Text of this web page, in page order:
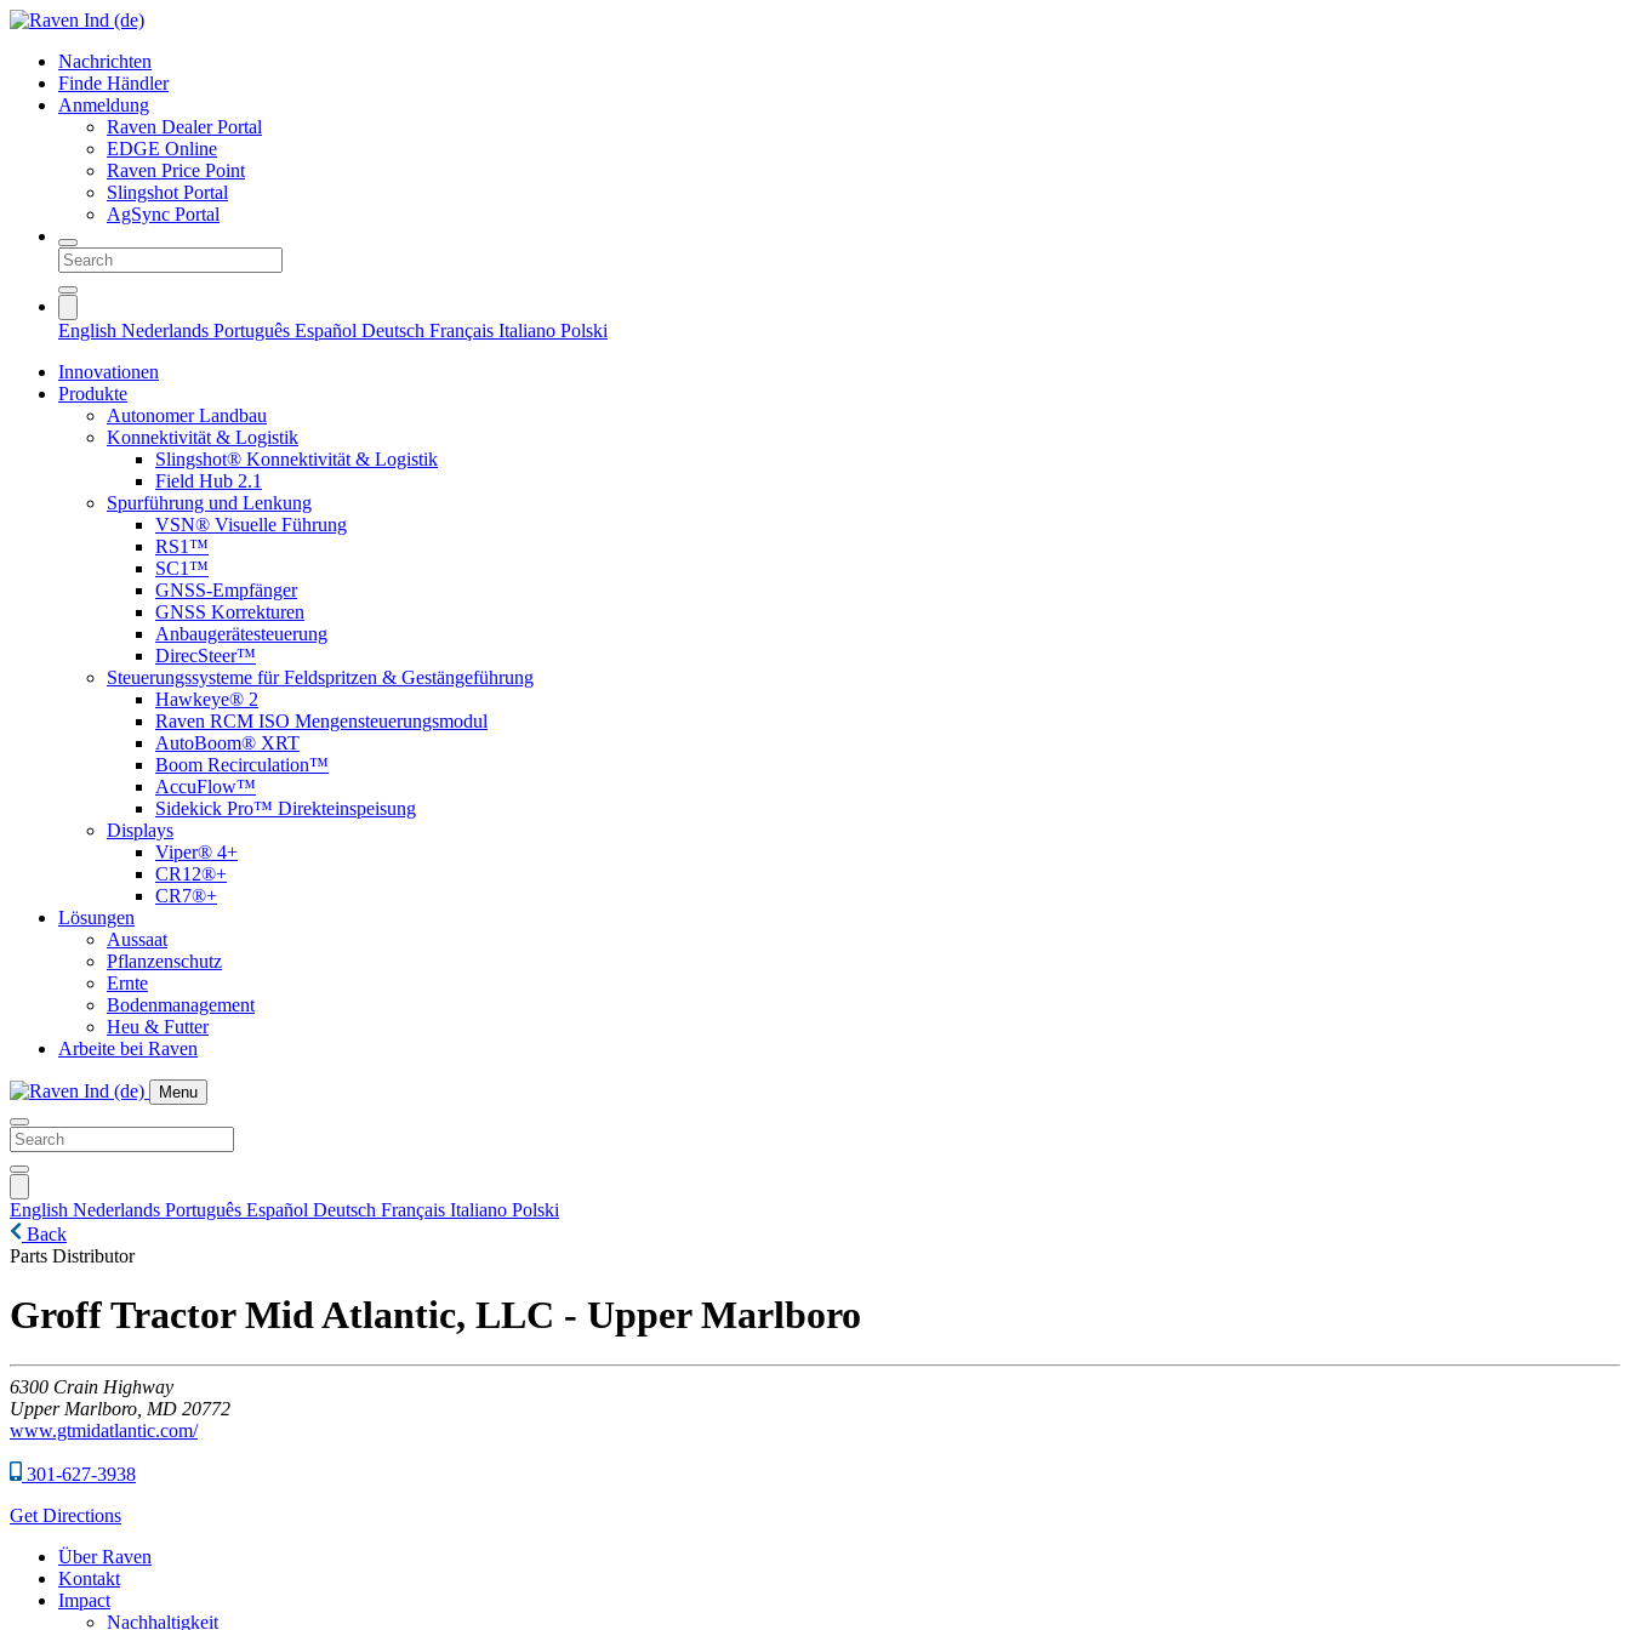
Nachrichten
Finde Händler
Anmeldung
Raven Dealer Portal
EDGE Online
Raven Price Point
Slingshot Portal
AgSync Portal
English Nederlands Português Español Deutsch Français Italiano Polski
Innovationen
Produkte
Autonomer Landbau
Konnektivität & Logistik
Slingshot® Konnektivität & Logistik
Field Hub 2.1
Spurführung und Lenkung
VSN® Visuelle Führung
RS1™
SC1™
GNSS-Empfänger
GNSS Korrekturen
Anbaugerätesteuerung
DirecSteer™
Steuerungssysteme für Feldspritzen & Gestängeführung
Hawkeye® 2
Raven RCM ISO Mengensteuerungsmodul
AutoBoom® XRT
Boom Recirculation™
AccuFlow™
Sidekick Pro™ Direkteinspeisung
Displays
Viper® 4+
CR12®+
CR7®+
Lösungen
Aussaat
Pflanzenschutz
Ernte
Bodenmanagement
Heu & Futter
Arbeite bei Raven
Menu
English Nederlands Português Español Deutsch Français Italiano Polski
Back
Parts Distributor
Groff Tractor Mid Atlantic, LLC - Upper Marlboro
6300 Crain Highway
Upper Marlboro, MD 20772
www.gtmidatlantic.com/
301-627-3938
Get Directions
Über Raven
Kontakt
Impact
Nachhaltigkeit